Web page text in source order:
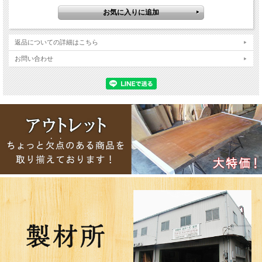
返品についての詳細はこちら
お問い合わせ